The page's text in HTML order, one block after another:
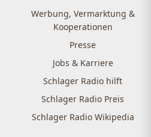
Werbung, Vermarktung &
Kooperationen
Presse
Jobs & Karriere
Schlager Radio hilft
Schlager Radio Preis
Schlager Radio Wikipedia